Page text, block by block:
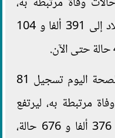
ليرتفع إجمالي المصابين في البلاد إلى 391 ألفا و 104
وفي هندوراس، أعلنت وزارة الصحة اليوم تسجيل 81
جديدة، و23 حالة وفاة مرتبطة به، ليرتفع
إجمالي المصابين في البلاد إلى 376 ألفا و 676 حالة،